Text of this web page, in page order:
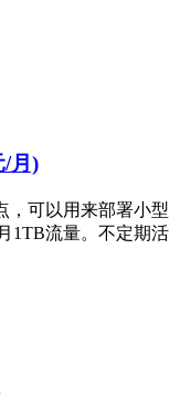
/月)
，可以用来部署小型
1TB流量。不定期活